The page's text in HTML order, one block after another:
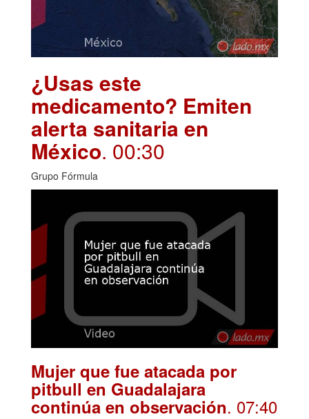
¿Usas este
medicamento? Emiten
alerta sanitaria en
México. 00:30
Grupo Fórmula
Mujer que fue atacada por
pitbull en Guadalajara
continúa en observación. 07:40